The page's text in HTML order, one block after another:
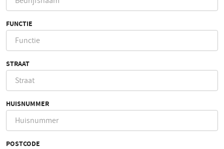
FUNCTIE
STRAAT
HUISNUMMER
POSTCODE